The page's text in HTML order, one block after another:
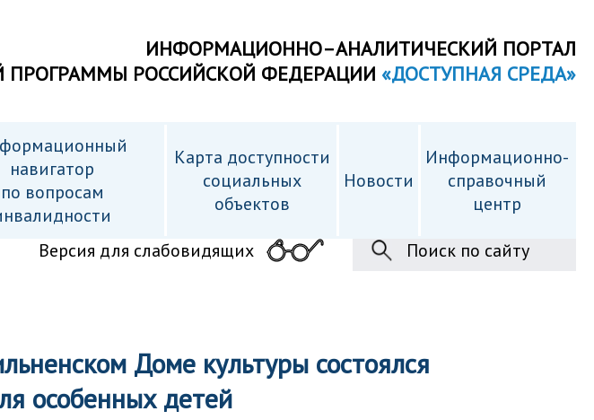
ИНФОРМАЦИОННО–АНАЛИТИЧЕСКИЙ ПОРТАЛ
ПРОГРАММЫ РОССИЙСКОЙ ФЕДЕРАЦИИ «ДОСТУПНАЯ СРЕДА»
навигатор
по вопросам
Карта доступности
cоциальных
объектов
Новости
Информационно-
справочный
центр
Версия для слабовидящих
Поиск по сайту
Доме культуры состоялся
особенных детей